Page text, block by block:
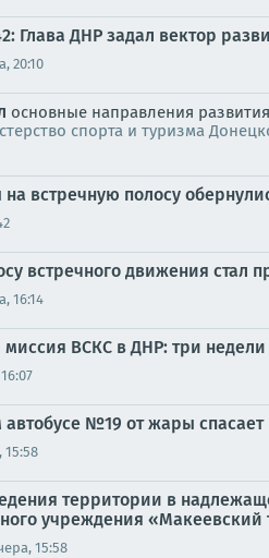
Глава ДНР задал вектор
20:10
основные направления
спорта и туризма
встречную полосу
встречного движения стал
16:14
миссия ВСКС в ДНР: три
№19 от жары спасает
15:58
территории в
учреждения
15:58